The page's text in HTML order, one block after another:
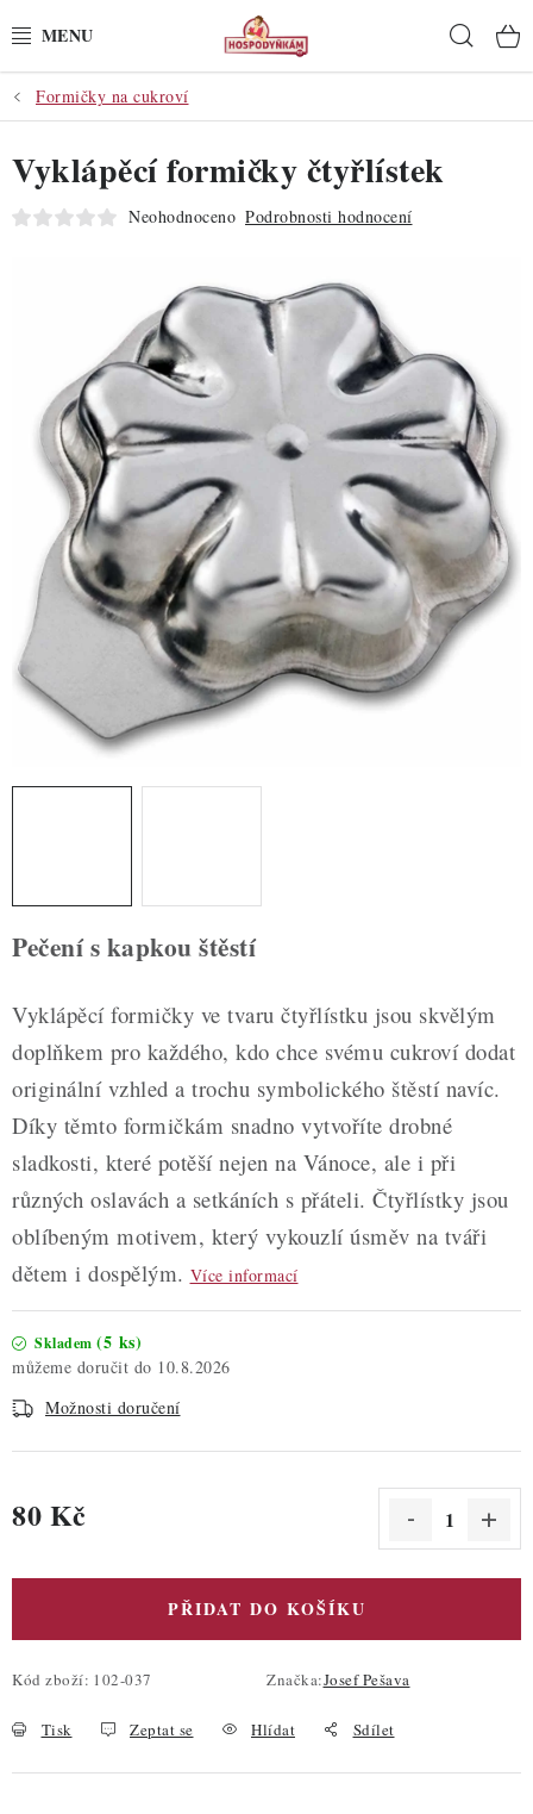
na
POTŘEBY
POMŮCKY
SUROVINY
PRO OSLAVY
DO KUCHYNĚ
POCHUTINY
ZDRAVÉ PEČENÍ
DÁRKOVÉ POUKAZY
TÉMATICKÉ PRODUKTY
PROFI BALENÍ
NOVÉ ZBOŽÍ
Nepřevzetí zásilky na dobírku
Hodnocení obchodu
Blog
Moje objednávka
Formičky na cukroví
Pečení s kapkou štěstí
Vyklápěcí formičky ve tvaru čtyřlístku jsou skvělým
doplňkem pro každého, kdo chce svému cukroví dodat
originální vzhled a trochu symbolického štěstí navíc.
Díky těmto formičkám snadno vytvoříte drobné
sladkosti, které potěší nejen na Vánoce, ale i při
různých oslavách a setkáních s přáteli. Čtyřlístky jsou
oblíbeným motivem, který vykouzlí úsměv na tváři
dětem i dospělým. Více informací
Skladem (5 ks)
10.8.2026
Možnosti doručení
80 Kč
PŘIDAT DO KOŠÍKU
Kód zboží: 102-037 Značka:Josef Pešava
Tisk Zeptat se Hlídat Sdílet
Vyklápěcí formičky čtyřlístek
Neohodnoceno Podrobnosti hodnocení